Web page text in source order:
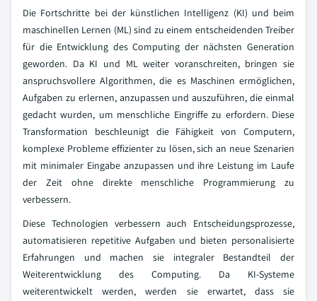
Die Fortschritte bei der künstlichen Intelligenz (KI) und beim
maschinellen Lernen (ML) sind zu einem entscheidenden Treiber
für die Entwicklung des Computing der nächsten Generation
geworden. Da KI und ML weiter voranschreiten, bringen sie
anspruchsvollere Algorithmen, die es Maschinen ermöglichen,
Aufgaben zu erlernen, anzupassen und auszuführen, die einmal
gedacht wurden, um menschliche Eingriffe zu erfordern. Diese
Transformation beschleunigt die Fähigkeit von Computern,
komplexe Probleme effizienter zu lösen, sich an neue Szenarien
mit minimaler Eingabe anzupassen und ihre Leistung im Laufe
der Zeit ohne direkte menschliche Programmierung zu
verbessern.
Diese Technologien verbessern auch Entscheidungsprozesse,
automatisieren repetitive Aufgaben und bieten personalisierte
Erfahrungen und machen sie integraler Bestandteil der
Weiterentwicklung des Computing. Da KI-Systeme
weiterentwickelt werden, werden sie erwartet, dass sie